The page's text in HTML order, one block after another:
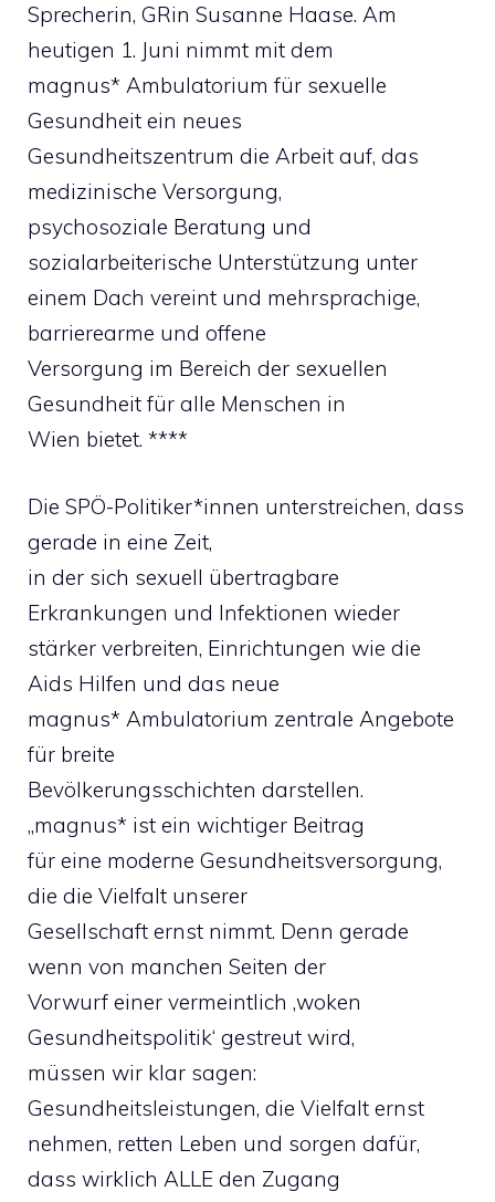
Sprecherin, GRin Susanne Haase. Am
heutigen 1. Juni nimmt mit dem
magnus* Ambulatorium für sexuelle
Gesundheit ein neues
Gesundheitszentrum die Arbeit auf, das
medizinische Versorgung,
psychosoziale Beratung und
sozialarbeiterische Unterstützung unter
einem Dach vereint und mehrsprachige,
barrierearme und offene
Versorgung im Bereich der sexuellen
Gesundheit für alle Menschen in
Wien bietet. ****
Die SPÖ-Politiker*innen unterstreichen, dass
gerade in eine Zeit,
in der sich sexuell übertragbare
Erkrankungen und Infektionen wieder
stärker verbreiten, Einrichtungen wie die
Aids Hilfen und das neue
magnus* Ambulatorium zentrale Angebote
für breite
Bevölkerungsschichten darstellen.
„magnus* ist ein wichtiger Beitrag
für eine moderne Gesundheitsversorgung,
die die Vielfalt unserer
Gesellschaft ernst nimmt. Denn gerade
wenn von manchen Seiten der
Vorwurf einer vermeintlich ‚woken
Gesundheitspolitik‘ gestreut wird,
müssen wir klar sagen:
Gesundheitsleistungen, die Vielfalt ernst
nehmen, retten Leben und sorgen dafür,
dass wirklich ALLE den Zugang